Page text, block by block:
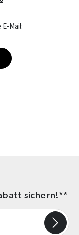
Mail:
sichern!**